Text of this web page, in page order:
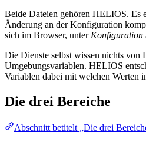
Beide Dateien gehören HELIOS. Es
Änderung an der Konfiguration
sich im Browser, unter Konfiguration
Die Dienste selbst wissen nichts von
Umgebungsvariablen. HELIOS
Variablen dabei mit welchen Werten
Die drei Bereiche
Abschnitt betitelt „Die drei